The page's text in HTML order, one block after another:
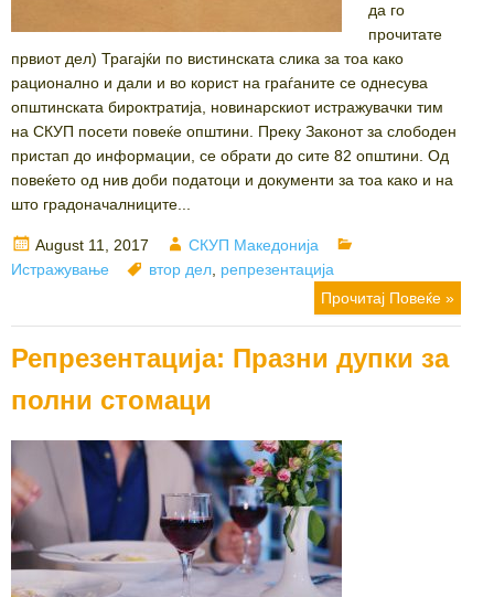
да го
прочитате
првиот дел) Трагајќи по вистинската слика за тоа како
рационално и дали и во корист на граѓаните се однесува
општинската бироктратија, новинарскиот истражувачки тим
на СКУП посети повеќе општини. Преку Законот за слободен
пристап до информации, се обрати до сите 82 општини. Од
повеќето од нив доби податоци и документи за тоа како и на
што градоначалниците...
Posted
on
August 11, 2017 Author
СКУП Македонија
Истражување
Tags
втор дел репрезентација
Прочитај Повеќе »
Репрезентација: Празни дупки за
полни стомаци